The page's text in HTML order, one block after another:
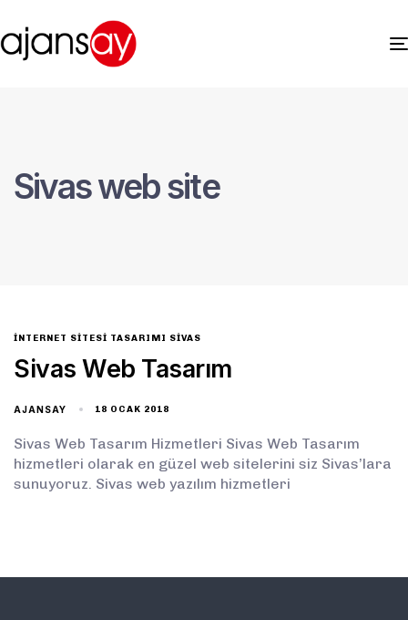
Sivas web site
INTERNET SITESI TASARIMI SIVAS
Sivas Web Tasarım
AJANSAY 18 OCAK 2018
Sivas Web Tasarım Hizmetleri Sivas Web Tasarım
hizmetleri olarak en güzel web sitelerini siz Sivas’lara
sunuyoruz. Sivas web yazılım hizmetleri